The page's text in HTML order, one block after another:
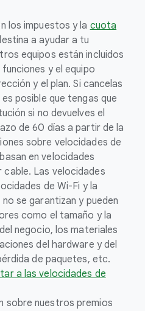
los impuestos y la cuota
a ayudar a tu
equipos están incluidos
y el equipo
y el plan. Si cancelas
posible que tengas que
si no devuelves el
de 60 días a partir de la
sobre velocidades de
en velocidades
cable. Las velocidades
de Wi-Fi y la
se garantizan y pueden
como el tamaño y la
negocio, los materiales
del hardware y del
de paquetes, etc.
a las velocidades de
sobre nuestros premios